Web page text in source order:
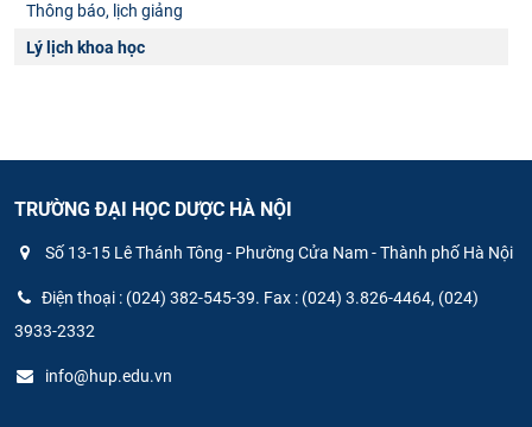
Thông báo, lịch giảng
Lý lịch khoa học
TRƯỜNG ĐẠI HỌC DƯỢC HÀ NỘI
Số 13-15 Lê Thánh Tông - Phường Cửa Nam - Thành phố Hà Nội
Điện thoại : (024) 382-545-39. Fax : (024) 3.826-4464, (024)
3933-2332
info@hup.edu.vn